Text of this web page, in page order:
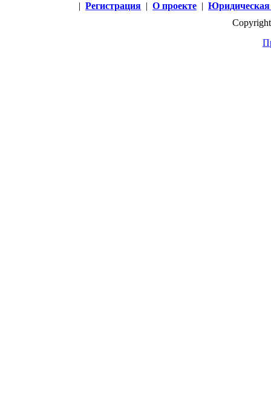
| Регистрация | О проекте |